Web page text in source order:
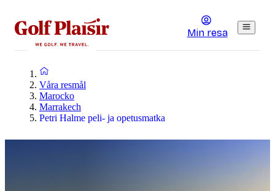
Min resa
Våra resmål
Marocko
Marrakech
Petri Halme peli- ja opetusmatka